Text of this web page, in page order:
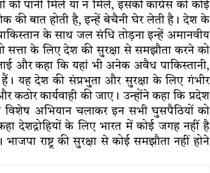
को पानी मिले या न मिले, इसकी कांग्रेस को कोई
की बात होती है, इन्हें बेचैनी घेर लेती है। देश के
के साथ जल संधि तोड़ना इन्हें अमानवीय
के लिए देश की सुरक्षा से समझौता करने को
और कहा कि यहां भी अनेक अवैध पाकिस्तानी,
हैं। यह देश की संप्रभुता और सुरक्षा के लिए गंभीर
कार्यवाही की जाए। उन्होंने कहा कि प्रदेश
विशेष अभियान चलाकर इन सभी घुसपैठियों को
देशद्रोहियों के लिए भारत में कोई जगह नहीं है
राष्ट्र की सुरक्षा से कोई समझौता नहीं होने